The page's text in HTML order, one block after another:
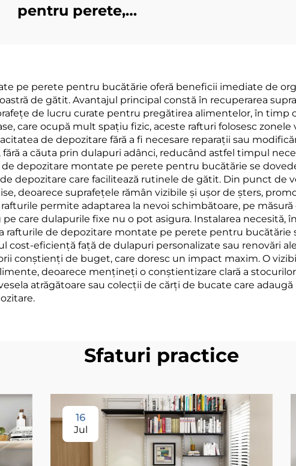
pentru perete,
pe perete pentru bucătărie oferă beneficii imediate de
de gătit. Avantajul principal constă în recuperarea
de lucru curate pentru pregătirea alimentelor, în timp
care ocupă mult spațiu fizic, aceste rafturi folosesc
de depozitare fără a fi necesare reparații sau
a căuta prin dulapuri adânci, reducând astfel timpul
depozitare montate pe perete pentru bucătărie se
depozitare care facilitează rutinele de gătit. Din punct de
deoarece suprafețele rămân vizibile și ușor de șters,
permite adaptarea la nevoi schimbătoare, pe
care dulapurile fixe nu o pot asigura. Instalarea necesită,
rafturile de depozitare montate pe perete pentru bucătărie
cost-eficiență față de dulapuri personalizate sau renovări
conștienți de buget, care doresc un impact maxim. O
deoarece mențineți o conștientizare clară a
atrăgătoare sau colecții de cărți de bucate care
Sfaturi practice
16
Jul